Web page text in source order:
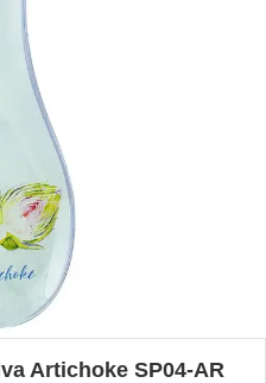
Artichoke SP04-AR